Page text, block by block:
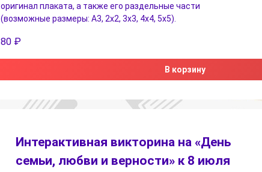
оригинал плаката, а также его раздельные части
(возможные размеры: А3, 2х2, 3х3, 4х4, 5х5).
80 ₽
В корзину
Интерактивная викторина на «День
семьи, любви и верности» к 8 июля